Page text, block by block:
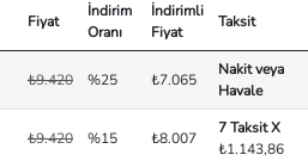
Fiyat
İndirim
Oranı
İndirimli
Fiyat
Taksit
₺9.420 %25 ₺7.065
Nakit veya
Havale
₺9.420 %15 ₺8.007
7 Taksit X
₺1.143,86